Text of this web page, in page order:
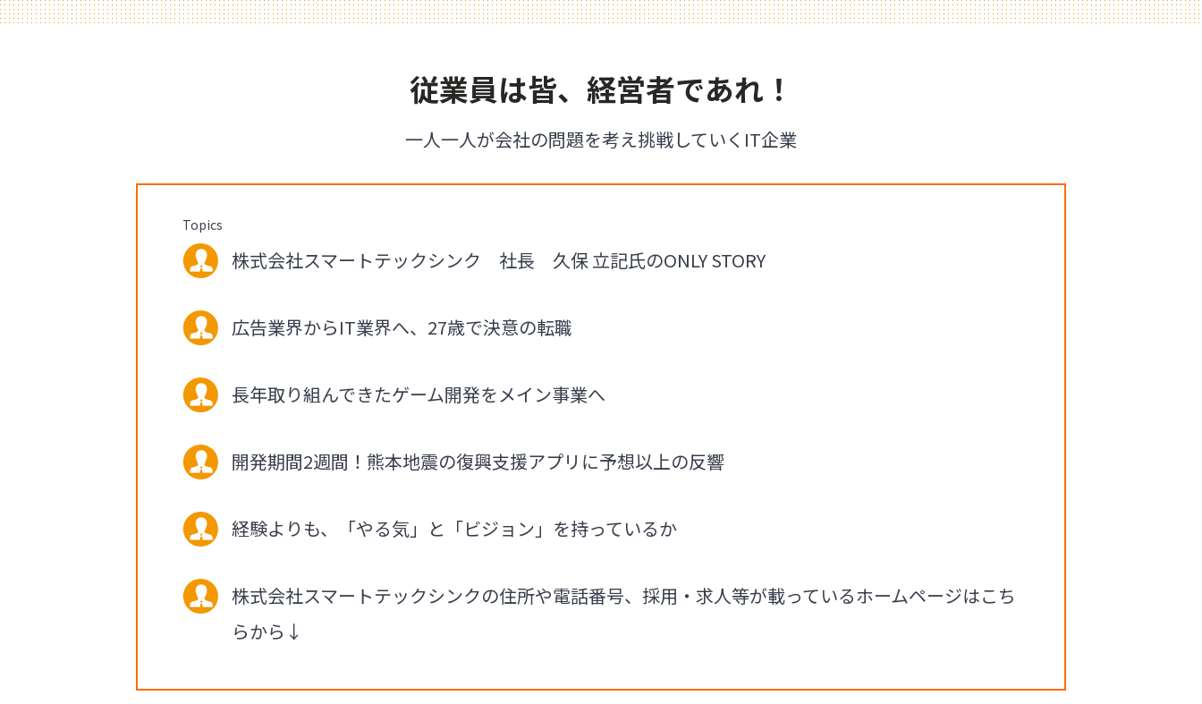
従業員は皆、経営者であれ！
一人一人が会社の問題を考え挑戦していくIT企業
Topics
株式会社スマートテックシンク 社長 久保 立記氏のONLY STORY
広告業界からIT業界へ、27歳で決意の転職
長年取り組んできたゲーム開発をメイン事業へ
開発期間2週間！熊本地震の復興支援アプリに予想以上の反響
経験よりも、「やる気」と「ビジョン」を持っているか
株式会社スマートテックシンクの住所や電話番号、採用・求人等が載っているホームページはこち
らから↓